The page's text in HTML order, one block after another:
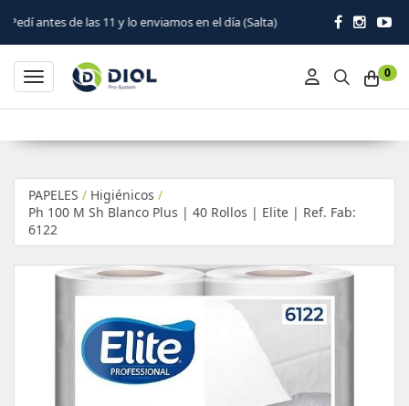
11 y lo enviamos en el día (Salta)
0
Toggle navigation
PAPELES / Higiénicos /
Ph 100 M Sh Blanco Plus | 40 Rollos | Elite | Ref. Fab:
6122